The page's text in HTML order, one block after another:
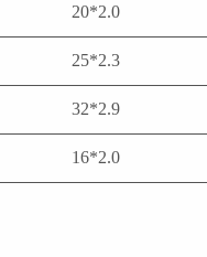
20*2.0
25*2.3
32*2.9
16*2.0